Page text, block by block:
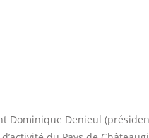
Dominique Denieul